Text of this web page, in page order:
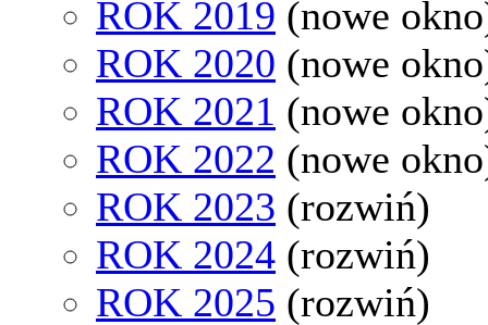
ROK 2019 (nowe
ROK 2020 (nowe
ROK 2021 (nowe
ROK 2022 (nowe
ROK 2023 (rozwiń)
ROK 2024 (rozwiń)
ROK 2025 (rozwiń)